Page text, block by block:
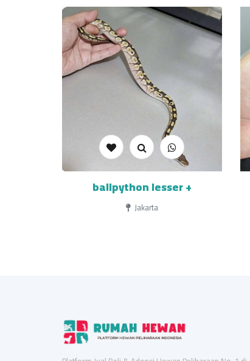
ballpython lesser +
Jakarta